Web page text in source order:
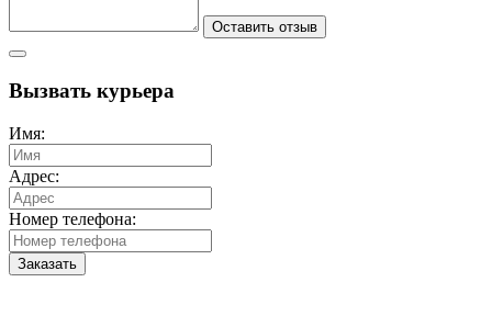
Оставить отзыв
Вызвать курьера
Имя:
Адрес:
Номер телефона:
Заказать